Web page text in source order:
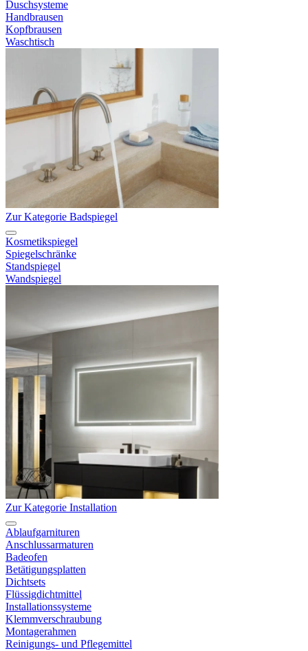
Duschsysteme
Handbrausen
Kopfbrausen
Waschtisch
Zur Kategorie Badspiegel
Kosmetikspiegel
Spiegelschränke
Standspiegel
Wandspiegel
Zur Kategorie Installation
Ablaufgarnituren
Anschlussarmaturen
Badeofen
Betätigungsplatten
Dichtsets
Flüssigdichtmittel
Installationssysteme
Klemmverschraubung
Montagerahmen
Reinigungs- und Pflegemittel